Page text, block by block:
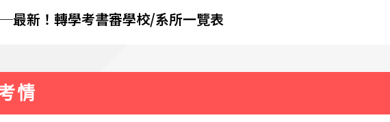
最新！轉學考書審學校/系所一覽表
情